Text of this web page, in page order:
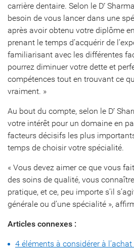
carrière dentaire. Selon le Dr
besoin de vous lancer dans une
après avoir obtenu votre diplôme
prenant le temps d’acquérir de
familiarisant avec les différentes
pourrez diminuer votre dette et
compétences tout en trouvant ce
vraiment. »
Au bout du compte, selon le Dr
votre intérêt pour un domaine en
facteurs décisifs les plus
temps de choisir votre spécialité.
« Vous devez aimer ce que vous
des soins de qualité, vous
pratique, et ce, peu importe s’il
générale ou d’une spécialité »,
Articles connexes :
4 éléments à considérer à